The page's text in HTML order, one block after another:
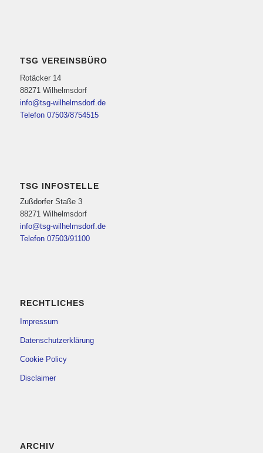
TSG VEREINSBÜRO
Rotäcker 14
88271 Wilhelmsdorf
info@tsg-wilhelmsdorf.de
Telefon 07503/8754515
TSG INFOSTELLE
Zußdorfer Staße 3
88271 Wilhelmsdorf
info@tsg-wilhelmsdorf.de
Telefon 07503/91100
RECHTLICHES
Impressum
Datenschutzerklärung
Cookie Policy
Disclaimer
ARCHIV